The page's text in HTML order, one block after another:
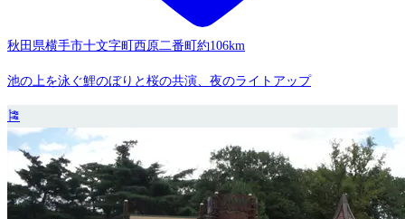
秋田県横手市十文字町西原二番町約106km
池の上を泳ぐ鯉のぼりと桜の共演、夜のライトアップ
🎏